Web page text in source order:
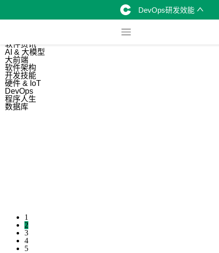
DevOps研发效能
软件资讯
AI & 大模型
大前端
软件架构
开发技能
硬件 & IoT
DevOps
程序人生
数据库
1
2
3
4
5